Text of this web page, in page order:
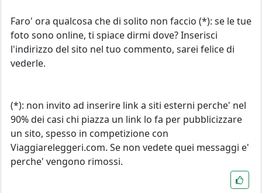
Faro' ora qualcosa che di solito non faccio (*): se le tue
foto sono online, ti spiace dirmi dove? Inserisci
l'indirizzo del sito nel tuo commento, sarei felice di
vederle.
(*): non invito ad inserire link a siti esterni perche' nel
90% dei casi chi piazza un link lo fa per pubblicizzare
un sito, spesso in competizione con
Viaggiareleggeri.com. Se non vedete quei messaggi e'
perche' vengono rimossi.